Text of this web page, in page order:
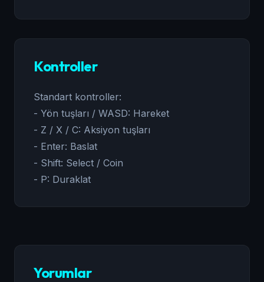
Kontroller
Standart kontroller:
- Yön tuşları / WASD: Hareket
- Z / X / C: Aksiyon tuşları
- Enter: Baslat
- Shift: Select / Coin
- P: Duraklat
Yorumlar